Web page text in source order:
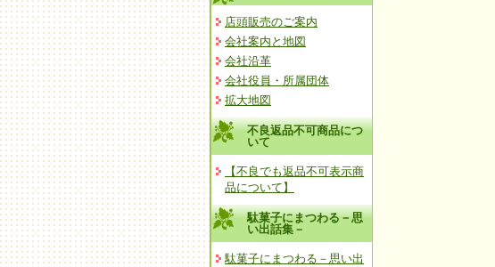
店頭販売のご案内
会社案内と地図
会社沿革
会社役員・所属団体
拡大地図
不良返品不可商品につ
いて
【不良でも返品不可表示商
品について】
駄菓子にまつわる－思
い出話集－
駄菓子にまつわる－思い出